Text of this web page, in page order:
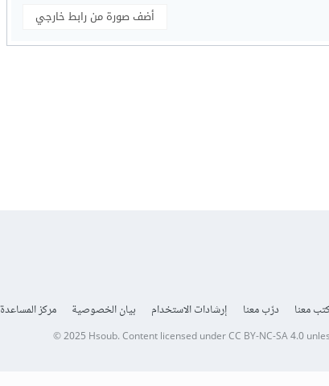
أضف صورة من رابط خارجي
معنا درّب معنا إرشادات الاستخدام بيان الخصوصية مركز المساعدة
© 2025 Hsoub.Content licensed underCC BY-NC-SA 4.0